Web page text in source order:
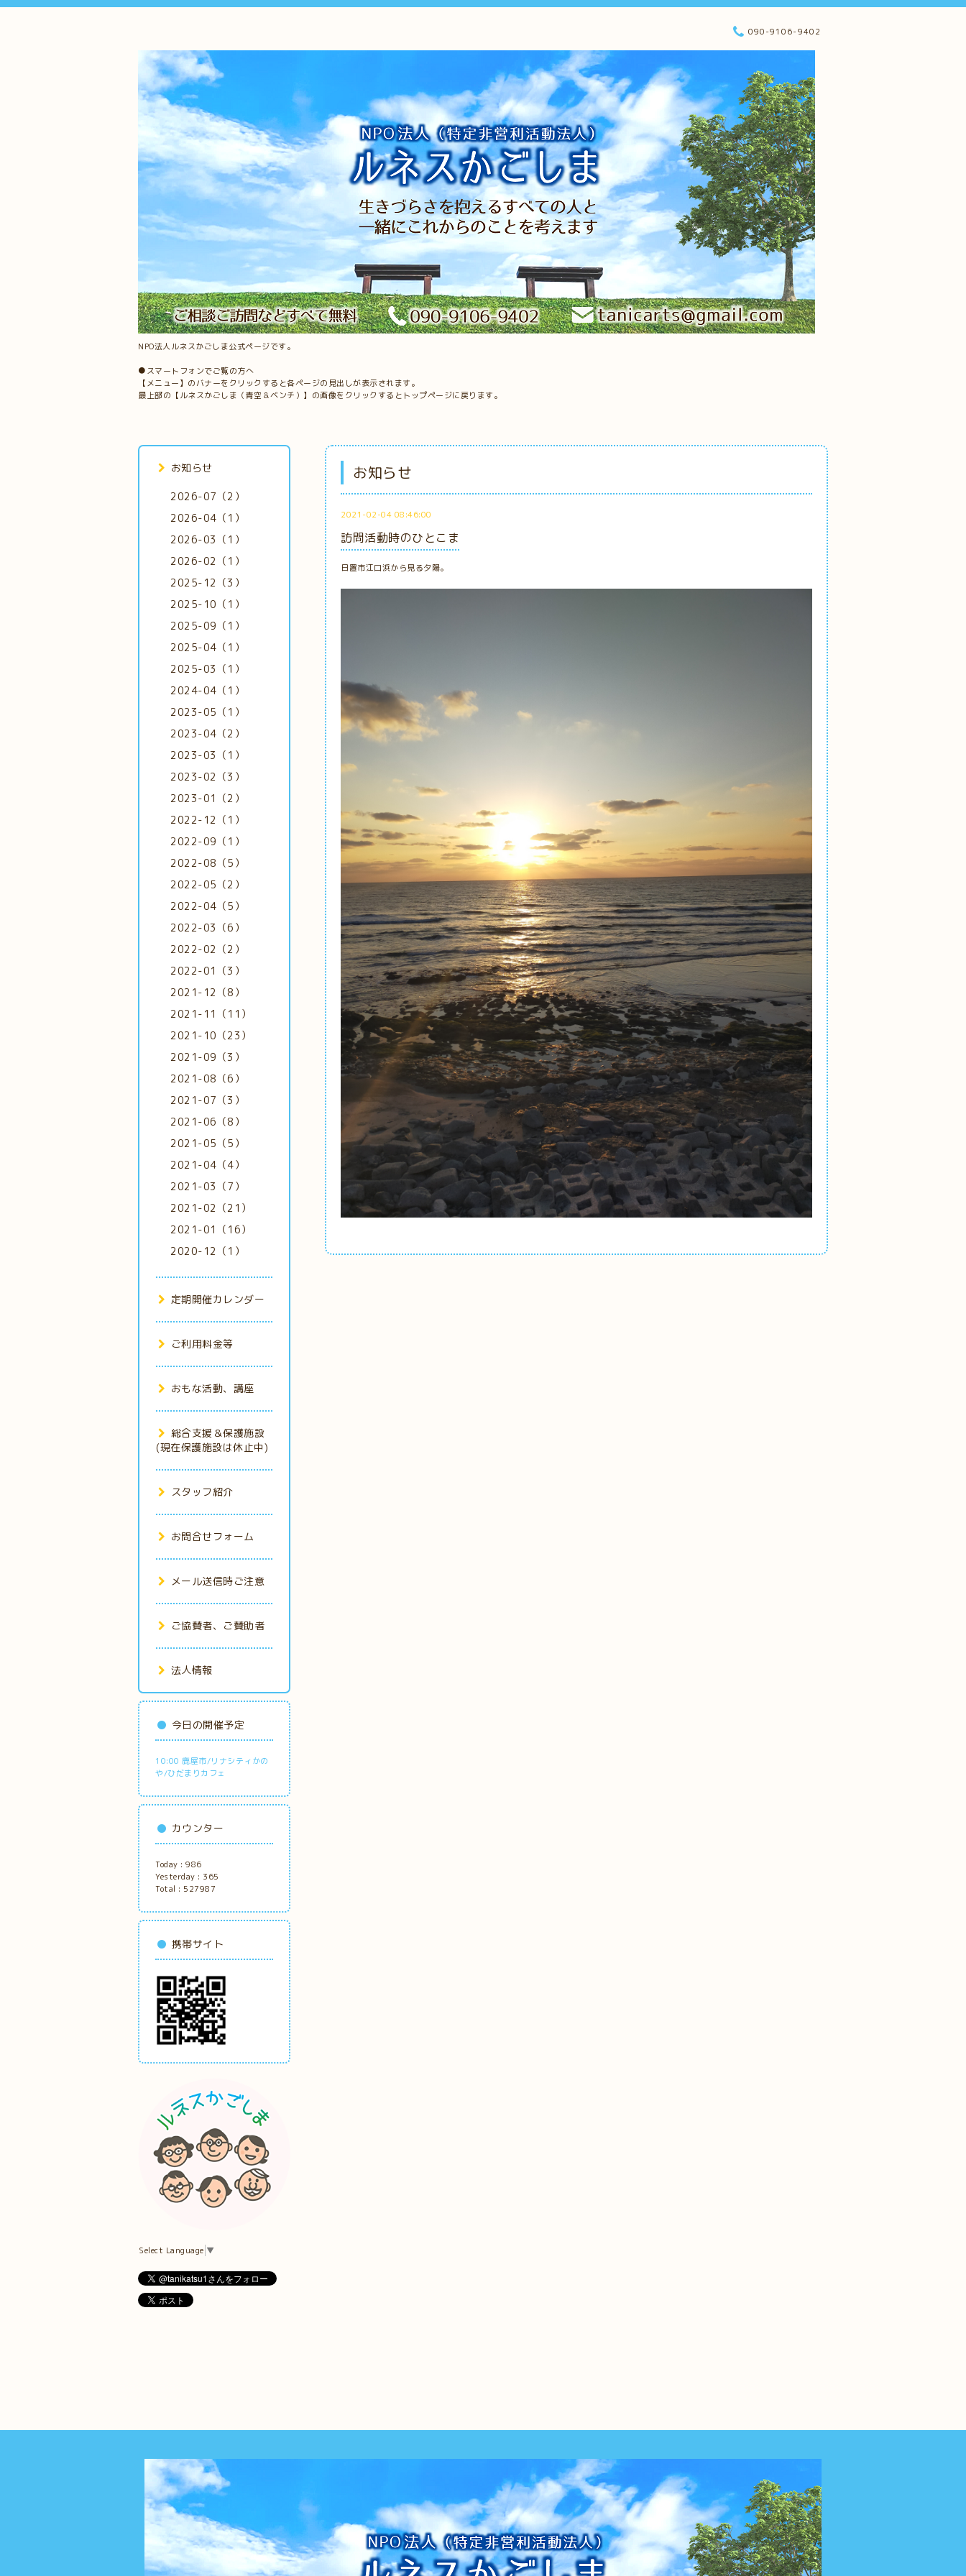
NPO法人ルネスかごしま公式ページです。
●スマートフォンでご覧の方へ
【メニュー】のバナーをクリックすると各ページの見出しが表示されます。
最上部の【ルネスかごしま（青空＆ベンチ）】の画像をクリックするとトップページに戻ります。
090-9106-9402
お知らせ
2021-02-04 08:46:00
訪問活動時のひとこま
日置市江口浜から見る夕陽。
お知らせ
2026-07（2）
2026-04（1）
2026-03（1）
2026-02（1）
2025-12（3）
2025-10（1）
2025-09（1）
2025-04（1）
2025-03（1）
2024-04（1）
2023-05（1）
2023-04（2）
2023-03（1）
2023-02（3）
2023-01（2）
2022-12（1）
2022-09（1）
2022-08（5）
2022-05（2）
2022-04（5）
2022-03（6）
2022-02（2）
2022-01（3）
2021-12（8）
2021-11（11）
2021-10（23）
2021-09（3）
2021-08（6）
2021-07（3）
2021-06（8）
2021-05（5）
2021-04（4）
2021-03（7）
2021-02（21）
2021-01（16）
2020-12（1）
定期開催カレンダー
ご利用料金等
おもな活動、講座
総合支援＆保護施設
(現在保護施設は休止中)
スタッフ紹介
お問合せフォーム
メール送信時ご注意
ご協賛者、ご賛助者
法人情報
今日の開催予定
10:00 鹿屋市/リナシティかの
や/ひだまりカフェ
カウンター
Today : 986
Yesterday : 365
Total : 527987
携帯サイト
Select Language ▼